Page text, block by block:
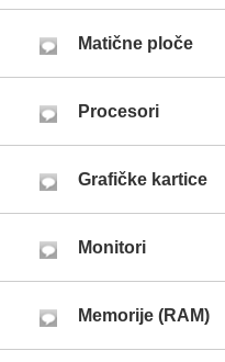
Matične ploče
Procesori
Grafičke kartice
Monitori
Memorije (RAM)